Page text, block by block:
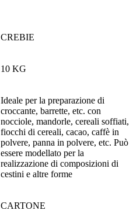
CREBIE
10 KG
Ideale per la preparazione di
croccante, barrette, etc. con
nocciole, mandorle, cereali soffiati,
fiocchi di cereali, cacao, caffè in
polvere, panna in polvere, etc. Può
essere modellato per la
realizzazione di composizioni di
cestini e altre forme
CARTONE